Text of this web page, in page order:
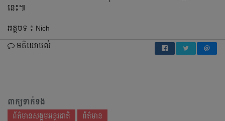
នេះ៕
អត្ថបទ ៖ Nich
មតិយោបល់
ពាក្យទាក់ទង
ព័ត៌មានសង្គមអន្តរជាតិ ព័ត៌មាន